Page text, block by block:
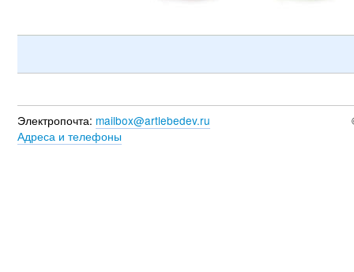
Электропочта: mailbox@artlebedev.ru
Адреса и телефоны